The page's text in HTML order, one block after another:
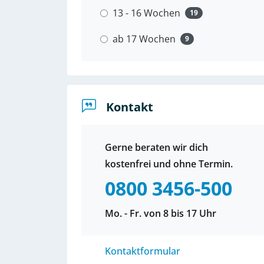
19
13 - 16 Wochen
9
ab 17 Wochen
Kontakt
Gerne beraten wir dich
kostenfrei und ohne Termin.
0800 3456-500
Mo. - Fr. von 8 bis 17 Uhr
Kontaktformular